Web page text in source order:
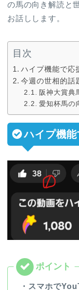
の馬の向き解読と
お話しします。
目次
ハイプ機能で応
今週の世相的話
阪神大賞典
愛知杯馬の
ハイプ機
・スマホで